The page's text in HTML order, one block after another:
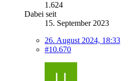
1.624
Dabei seit
15. September 2023
26. August 2024, 18:33
#10.670